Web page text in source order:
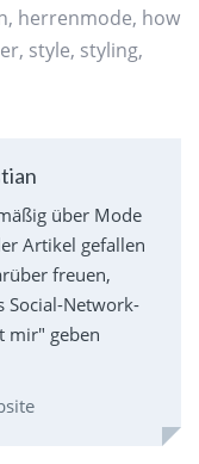
, herrenmode, how
, style, styling,
über Mode
Artikel gefallen
freuen,
Social-Network-
mir" geben